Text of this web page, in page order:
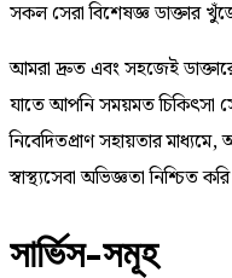
সকল সেরা বিশেষজ্ঞ ডাক্তার
আমরা দ্রুত এবং সহজেই
যাতে আপনি সময়মত চিকিৎসা
নিবেদিতপ্রাণ সহায়তার
স্বাস্থ্যসেবা অভিজ্ঞতা নিশ্চিত
সার্ভিস-সমূহ